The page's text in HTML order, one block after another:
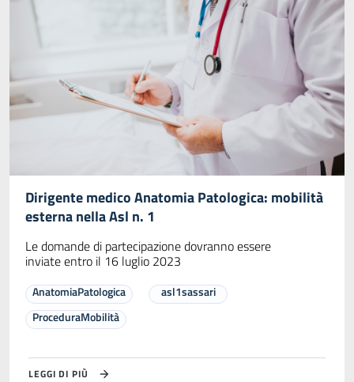
Dirigente medico Anatomia Patologica: mobilità
esterna nella Asl n. 1
Le domande di partecipazione dovranno essere
inviate entro il 16 luglio 2023
AnatomiaPatologica
asl1sassari
ProceduraMobilità
LEGGI DI PIÙ